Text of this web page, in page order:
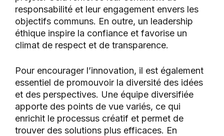
responsabilité et leur engagement envers les
objectifs communs. En outre, un leadership
éthique inspire la confiance et favorise un
climat de respect et de transparence.
Pour encourager l’innovation, il est également
essentiel de promouvoir la diversité des idées
et des perspectives. Une équipe diversifiée
apporte des points de vue variés, ce qui
enrichit le processus créatif et permet de
trouver des solutions plus efficaces. En